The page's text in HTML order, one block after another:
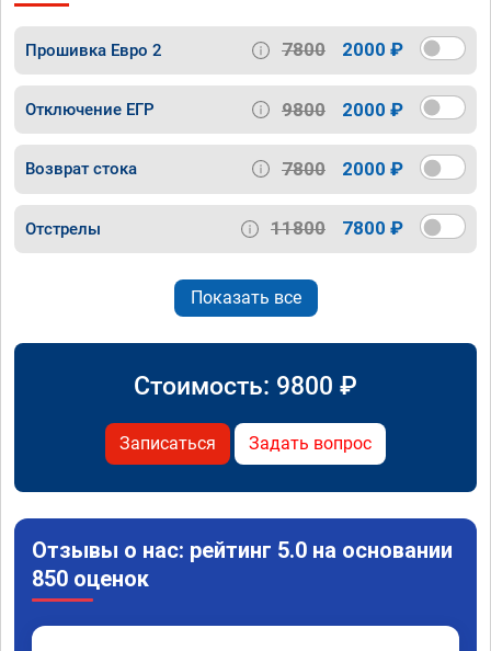
Прошивка Евро 2 7800 2000 ₽
Отключение ЕГР 9800 2000 ₽
Возврат стока 7800 2000 ₽
Отстрелы 11800 7800 ₽
Показать все
Стоимость: 9800 ₽
Записаться Задать вопрос
Отзывы о нас: рейтинг 5.0 на основании
850 оценок